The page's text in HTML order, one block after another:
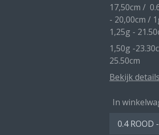
17,50cm /
- 20,00cm /
1,25g -
1,50g -
25.50cm
Bekijk details
In